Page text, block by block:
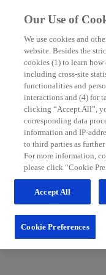
MS Nurse
Mit grundlegenden
sowie hilfreichen
wir Sie in Ihrem
regelmäßig im MS
unsere Inhalte und
Zum Nurse
Our Use of
We use cookies and
website. Besides the
cookies (1) to learn how
including cross-site
functionalities and
interactions and (4) for
clicking “Accept All”,
corresponding data
information and IP-
to third parties as
For more information,
please click “Cookie
Cookie Preferences
Accept All